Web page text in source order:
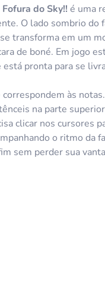
do Sky!! é uma
O lado sombrio do
transforma em um
de boné. Em jogo
pronta para se
às
na parte
clicar nos cursores
o ritmo da
sem perder sua